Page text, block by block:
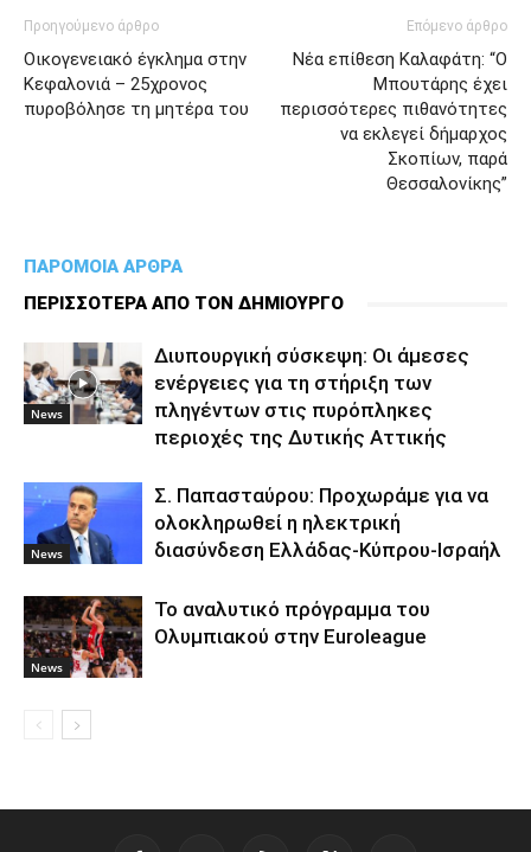
Προηγούμενο άρθρο
Οικογενειακό έγκλημα στην
Κεφαλονιά – 25χρονος
πυροβόλησε τη μητέρα του
Επόμενο άρθρο
Νέα επίθεση Καλαφάτη: “Ο
Μπουτάρης έχει
περισσότερες πιθανότητες
να εκλεγεί δήμαρχος
Σκοπίων, παρά
Θεσσαλονίκης”
ΠΑΡΟΜΟΙΑ ΑΡΘΡΑ
ΠΕΡΙΣΣΟΤΕΡΑ ΑΠΟ ΤΟΝ ΔΗΜΙΟΥΡΓΟ
News
Διυπουργική σύσκεψη: Οι άμεσες
ενέργειες για τη στήριξη των
πληγέντων στις πυρόπληκες
περιοχές της Δυτικής Αττικής
News
Σ. Παπασταύρου: Προχωράμε για να
ολοκληρωθεί η ηλεκτρική
διασύνδεση Ελλάδας-Κύπρου-Ισραήλ
News
To αναλυτικό πρόγραμμα του
Ολυμπιακού στην Euroleague